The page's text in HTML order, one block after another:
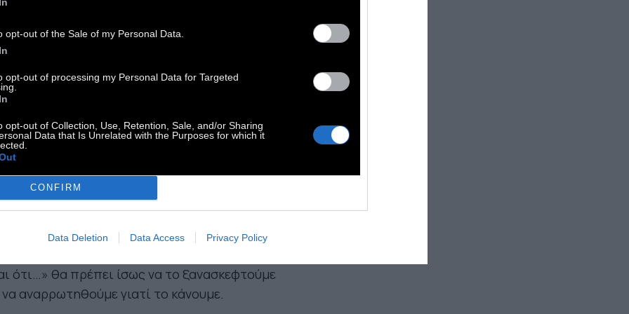
opt-out of the Sale of my Personal Data.
opt-out of processing my Personal Data for Targeted
opt-out of Collection, Use, Retention, Sale, and/or Sharing
Data that Is Unrelated with the Purposes for which it
CONFIRM
Data Deletion Data Access Privacy Policy
της απέναντι τους ήταν σχεδόν
αρνητική –ένας ολόκληρος κατάλογος με
κο­σμούσε την αίθουσα, γραπτά
γεμάτα κοκκινίλες και τα
αδυναμίες των παιδιών.
είναι μια σύνθετη και δύσκολη τέχνη, που
πρέπει να γίνεται με ελαφριά καρδιά. Μπορεί να
εποικοδομητική, αλλά μπορεί να είναι και
Την επόμενη φορά που θα μπούμε
ότι…» θα πρέπει ίσως να το ξανασκεφτούμε
να αναρρωτηθούμε γιατί το κάνουμε.